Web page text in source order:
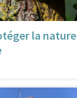
la nature